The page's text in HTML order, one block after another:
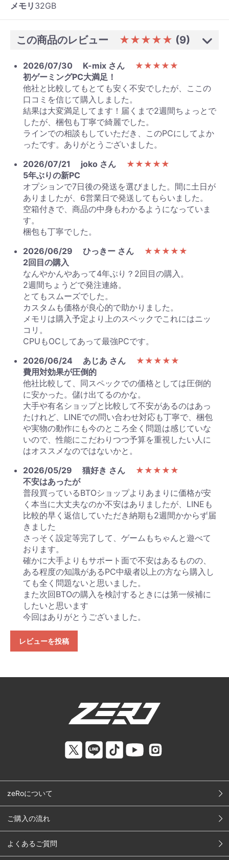
メモリ 32GB
この商品のレビュー ★★★★★ (9)
2026/07/30 K-mix さん
★★★★★
初ゲーミングPC大満足！
他社と比較してもとても安く不安でしたが、ここの
口コミを信じて購入しました。
結果は大変満足してます！届くまで2週間ちょっとで
したが、梱包も丁寧で綺麗でした。
ラインでの相談もしていただき、このPCにしてよか
ったです。ありがとうございました。
2026/07/21
joko さん
★★★★★
5年ぶりの新PC
オプションで7日後の発送を選びました。間に土日が
ありましたが、6営業日で発送してもらいました。
空箱付きで、商品の中身もわかるようになっていま
す。
梱包も丁寧でした。
2026/06/29
ひっきー さん
★★★★★
2回目の購入
なんやかんやあって4年ぶり？2回目の購入。
2週間ちょうどで発注連絡。
とてもスムーズでした。
カスタムも価格が良心的で助かりました。
メモリは購入予定より上のスペックでこれにはニッ
コリ。
CPUもOCしてあって最強PCです。
2026/06/24
あじあ さん
★★★★★
費用対効果が圧倒的
他社比較して、同スペックでの価格としては圧倒的
に安かった。儲け出てるのかな。
大手や有名ショップと比較して不安があるのはあっ
たけれど、LINEでの問い合わせ対応も丁寧で、梱包
や実物の動作にも今のところ全く問題は感じていな
いので、性能にこだわりつつ予算を重視したい人に
はオススメなのではないかと。
2026/05/29
猫好き さん
★★★★★
不安はあったが
普段買っているBTOショップよりあまりに価格が安
く本当に大丈夫なのか不安はありましたが、LINEも
比較的早く返信していただき納期も2週間かからず届
きました
さっそく設定等完了して、ゲームもちゃんと遊べて
おります。
確かに大手よりもサポート面で不安はあるものの、
ある程度の知識があるPC中級者以上の方なら購入し
ても全く問題ないと思いました。
また次回BTOの購入を検討するときには第一候補に
したいと思います
今回はありがとうございました。
レビューを投稿
zeRoについて
ご購入の流れ
よくあるご質問